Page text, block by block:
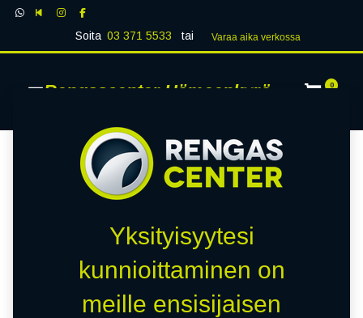
Soita 03 371 5533 tai Varaa aika verk​​​​ossa
Rengascenter Hämeenkyrö 0
Yksityisyytesi
kunnioittaminen on
meille ensisijaisen